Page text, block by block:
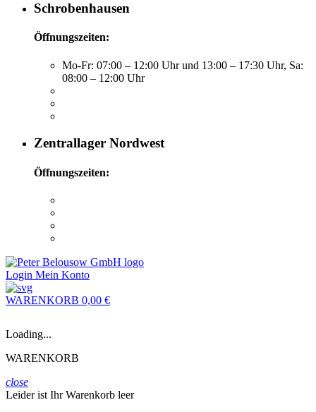
Schrobenhausen
Öffnungszeiten:
Mo-Fr: 07:00 – 12:00 Uhr und 13:00 – 17:30 Uhr, Sa:
08:00 – 12:00 Uhr
Zentrallager Nordwest
Öffnungszeiten:
Login Mein Konto
WARENKORB 0,00 €
Loading...
WARENKORB
close
Leider ist Ihr Warenkorb leer